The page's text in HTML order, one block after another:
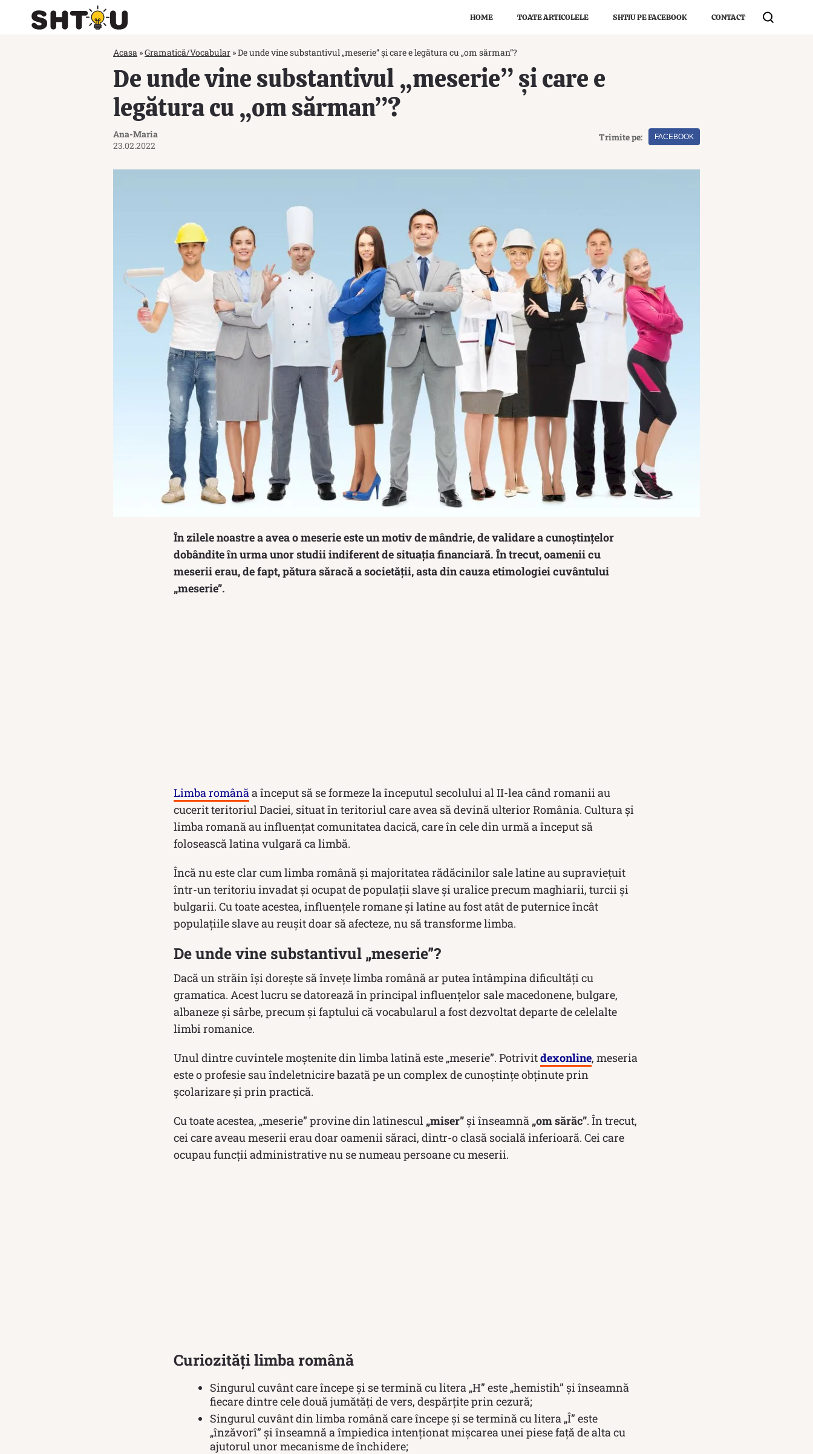
HOME TOATE ARTICOLELE SHTIU PE FACEBOOK CONTACT
Acasa »Gramatică/Vocabular »De unde vine substantivul „meserie” și care e legătura cu „om sărman”?
De unde vine substantivul „meserie” și care e
legătura cu „om sărman”?
Ana-Maria
23.02.2022
Trimite pe: FACEBOOK
În zilele noastre a avea o meserie este un motiv de mândrie, de validare a cunoștințelor
dobândite în urma unor studii indiferent de situația financiară. În trecut, oamenii cu
meserii erau, de fapt, pătura săracă a societății, asta din cauza etimologiei cuvântului
„meserie”.
Limba românăa început să se formeze la începutul secolului al II-lea când romanii au
cucerit teritoriul Daciei, situat în teritoriul care avea să devină ulterior România. Cultura și
limba romană au influențat comunitatea dacică, care în cele din urmă a început să
folosească latina vulgară ca limbă.
Încă nu este clar cum limba română și majoritatea rădăcinilor sale latine au supraviețuit
într-un teritoriu invadat și ocupat de populații slave și uralice precum maghiarii, turcii și
bulgarii. Cu toate acestea, influențele romane și latine au fost atât de puternice încât
populațiile slave au reușit doar să afecteze, nu să transforme limba.
De unde vine substantivul „meserie”?
Dacă un străin își dorește să învețe limba română ar putea întâmpina dificultăți cu
gramatica. Acest lucru se datorează în principal influențelor sale macedonene, bulgare,
albaneze și sârbe, precum și faptului că vocabularul a fost dezvoltat departe de celelalte
limbi romanice.
Unul dintre cuvintele moștenite din limba latină este „meserie”. Potrivitdexonline, meseria
este o profesie sau îndeletnicire bazată pe un complex de cunoștințe obținute prin
școlarizare și prin practică.
Cu toate acestea, „meserie” provine din latinescul „miser” și înseamnă „om sărăc”. În trecut,
cei care aveau meserii erau doar oamenii săraci, dintr-o clasă socială inferioară. Cei care
ocupau funcții administrative nu se numeau persoane cu meserii.
Curiozități limba română
Singurul cuvânt care începe şi se termină cu litera „H” este „hemistih” și înseamnă
fiecare dintre cele două jumătăți de vers, despărțite prin cezură;
Singurul cuvânt din limba română care începe şi se termină cu litera „Î” este
„înzăvorî” și înseamnă a împiedica intenționat mișcarea unei piese față de alta cu
ajutorul unor mecanisme de închidere;